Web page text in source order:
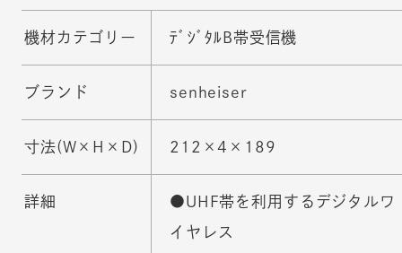
機材カテゴリー ﾃﾞｼﾞﾀﾙB帯受信機
ブランド senheiser
寸法(W×H×D) 212×4×189
詳細
●UHF帯を利用するデジタルワ
イヤレス